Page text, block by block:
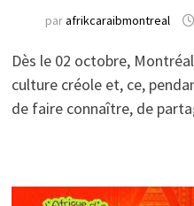
parafrikcaraibmontreal
Dès le 02 octobre,
culture créole et, ce,
de faire connaître, de